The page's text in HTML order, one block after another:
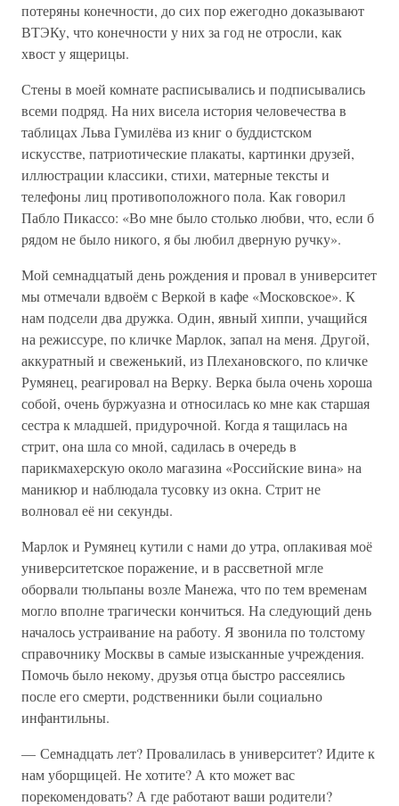
потеряны конечности, до сих пор ежегодно доказывают
ВТЭКу, что конечности у них за год не отросли, как
хвост у ящерицы.
Стены в моей комнате расписывались и подписывались
всеми подряд. На них висела история человечества в
таблицах Льва Гумилёва из книг о буддистском
искусстве, патриотические плакаты, картинки друзей,
иллюстрации классики, стихи, матерные тексты и
телефоны лиц противоположного пола. Как говорил
Пабло Пикассо: «Во мне было столько любви, что, если б
рядом не было никого, я бы любил дверную ручку».
Мой семнадцатый день рождения и провал в университет
мы отмечали вдвоём с Веркой в кафе «Московское». К
нам подсели два дружка. Один, явный хиппи, учащийся
на режиссуре, по кличке Марлок, запал на меня. Другой,
аккуратный и свеженький, из Плехановского, по кличке
Румянец, реагировал на Верку. Верка была очень хороша
собой, очень буржуазна и относилась ко мне как старшая
сестра к младшей, придурочной. Когда я тащилась на
стрит, она шла со мной, садилась в очередь в
парикмахерскую около магазина «Российские вина» на
маникюр и наблюдала тусовку из окна. Стрит не
волновал её ни секунды.
Марлок и Румянец кутили с нами до утра, оплакивая моё
университетское поражение, и в рассветной мгле
оборвали тюльпаны возле Манежа, что по тем временам
могло вполне трагически кончиться. На следующий день
началось устраивание на работу. Я звонила по толстому
справочнику Москвы в самые изысканные учреждения.
Помочь было некому, друзья отца быстро рассеялись
после его смерти, родственники были социально
инфантильны.
— Семнадцать лет? Провалилась в университет? Идите к
нам уборщицей. Не хотите? А кто может вас
порекомендовать? А где работают ваши родители?